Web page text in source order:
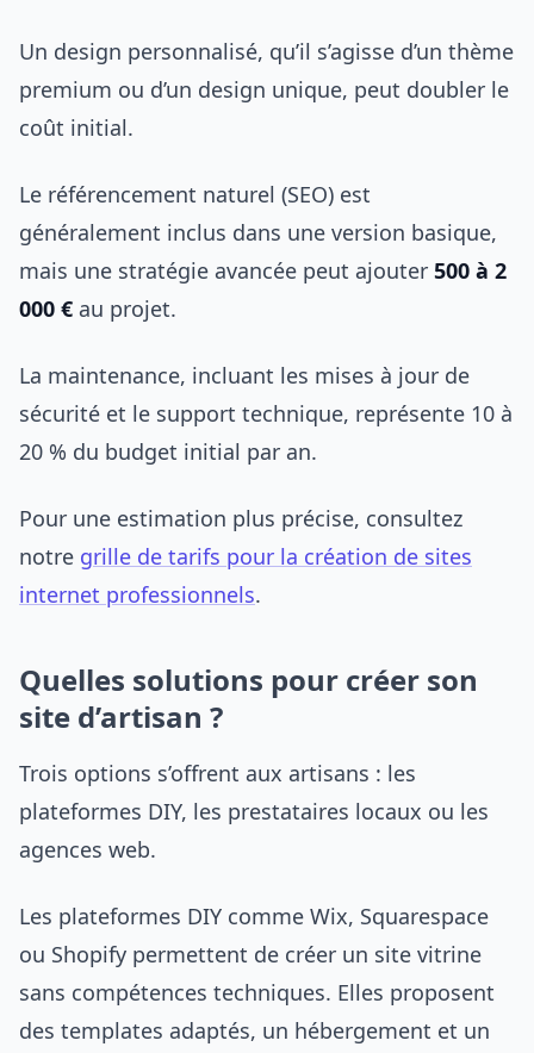
Un design personnalisé, qu’il s’agisse d’un thème
premium ou d’un design unique, peut doubler le
coût initial.
Le référencement naturel (SEO) est
généralement inclus dans une version basique,
mais une stratégie avancée peut ajouter 500 à 2
000 € au projet.
La maintenance, incluant les mises à jour de
sécurité et le support technique, représente 10 à
20 % du budget initial par an.
Pour une estimation plus précise, consultez
notre grille de tarifs pour la création de sites
internet professionnels.
Quelles solutions pour créer son
site d’artisan ?
Trois options s’offrent aux artisans : les
plateformes DIY, les prestataires locaux ou les
agences web.
Les plateformes DIY comme Wix, Squarespace
ou Shopify permettent de créer un site vitrine
sans compétences techniques. Elles proposent
des templates adaptés, un hébergement et un